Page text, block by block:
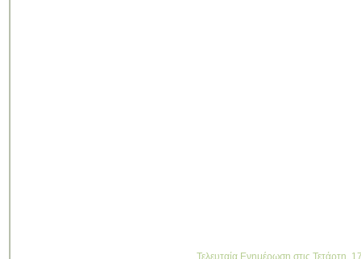
Τελευταία Ενημέρωση στις Τετάρτη,